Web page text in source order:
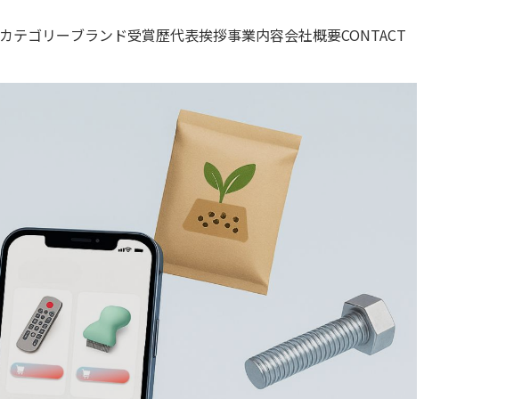
カテゴリーブランド受賞歴代表挨拶事業内容会社概要CONTACT